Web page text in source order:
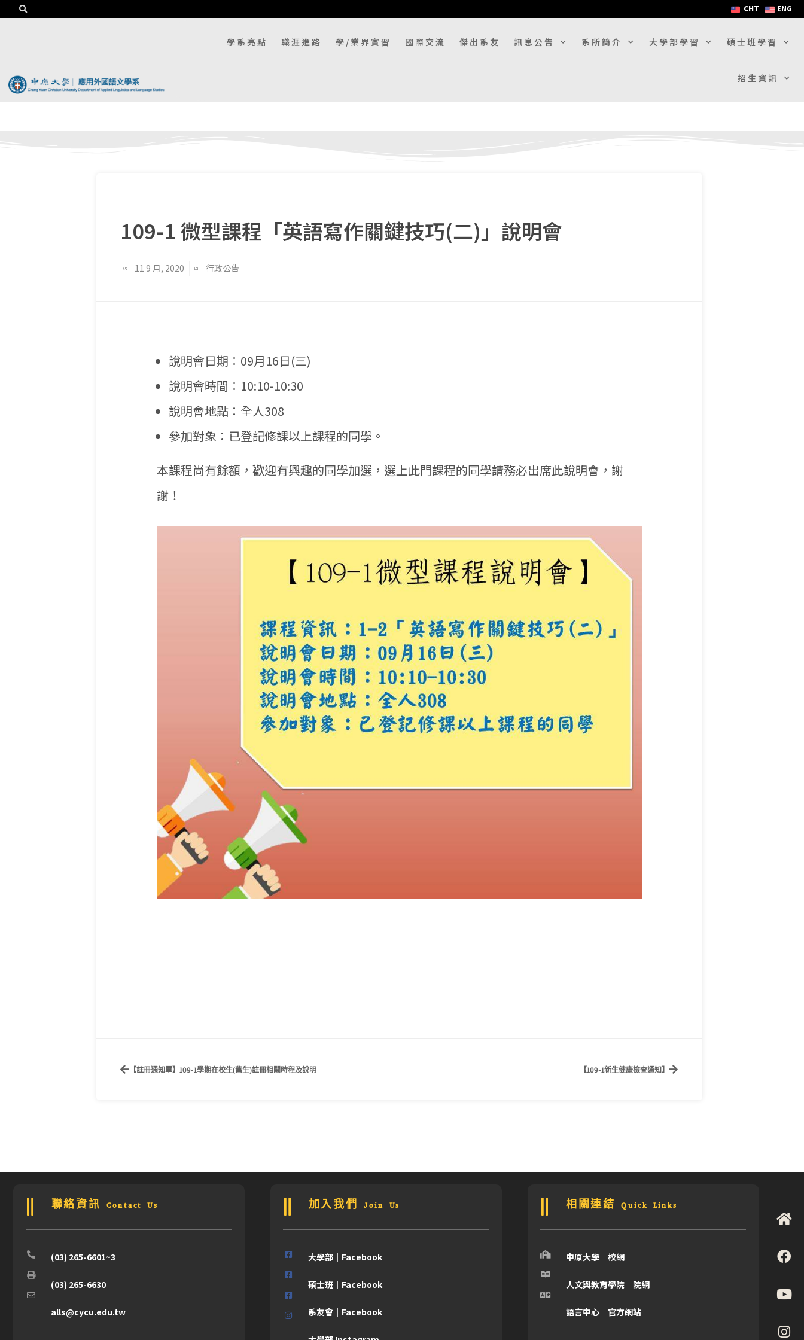
CHT ENG
學系亮點 職涯進路 學/業界實習 國際交流 傑出系友 訊息公告 系所簡介 大學部學習 碩士班學習
招生資訊
109-1 微型課程「英語寫作關鍵技巧(二)」說明會
11 9 月, 2020 行政公告
說明會日期：09月16日(三)
說明會時間：10:10-10:30
說明會地點：全人308
參加對象：已登記修課以上課程的同學。
本課程尚有餘額，歡迎有興趣的同學加選，選上此門課程的同學請務必出席此說明會，謝
謝！
【註冊通知單】109-1學期在校生(舊生)註冊相關時程及說明 【109-1新生健康檢查通知】
聯絡資訊 Contact Us
(03) 265-6601~3
(03) 265-6630
alls@cycu.edu.tw
加入我們 Join Us
大學部｜Facebook
碩士班｜Facebook
系友會｜Facebook
相關連結 Quick Links
中原大學｜校網
人文與教育學院｜院網
語言中心｜官方網站